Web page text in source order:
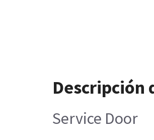
Descripción
Service Door